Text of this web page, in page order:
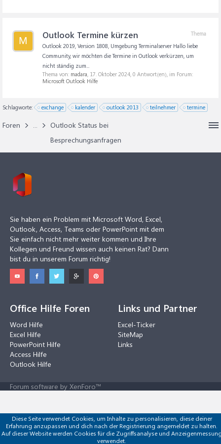
M
Thema
Outlook Termine kürzen
Outlook 2019, Version 1808, Umgebung Terminalserver Hallo liebe
Community, wir möchten die Termine in Outlook verkürzen, um
nicht ständig zum...
Thema von: madara, 17. Oktober 2024, 0 Antwort(en), im Forum:
Microsoft Outlook Hilfe
Schlagworte: exchange kalender outlook 2013 teilnehmer termine
Foren ...
Outlook Status bei
Besprechungsanfragen
Sie haben ein Problem mit Microsoft Word, Excel,
Outlook, Access, Teams oder PowerPoint mit dem
Sie einfach nicht mehr weiter kommen und Ihre
Kollegen und Freund wissen auch keinen Rat? Dann
bist du in unserem Forum richtig!
Office Hilfe Foren
Word Hilfe
Excel Hilfe
PowerPoint Hilfe
Access Hilfe
Outlook Hilfe
Links und Partner
Excel-Ticker
SiteMap
Links
Forum software by XenForo™
Diese Seite verwendet Cookies, um Inhalte zu personalisieren, diese deiner
Erfahrung anzupassen und dich nach der Registrierung angemeldet zu halten.
Auf dieser Website werden Cookies für die Zugriffsanalyse und
verwendet.